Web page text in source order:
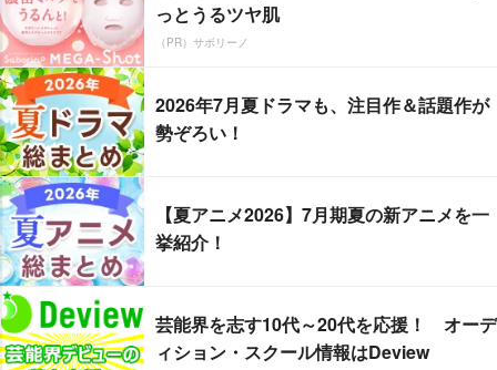
っとうるツヤ肌
（PR）サボリーノ
2026年7月夏ドラマも、注目作＆話題作が
勢ぞろい！
【夏アニメ2026】7月期夏の新アニメを一
挙紹介！
芸能界を志す10代～20代を応援！ オーデ
ィション・スクール情報はDeview